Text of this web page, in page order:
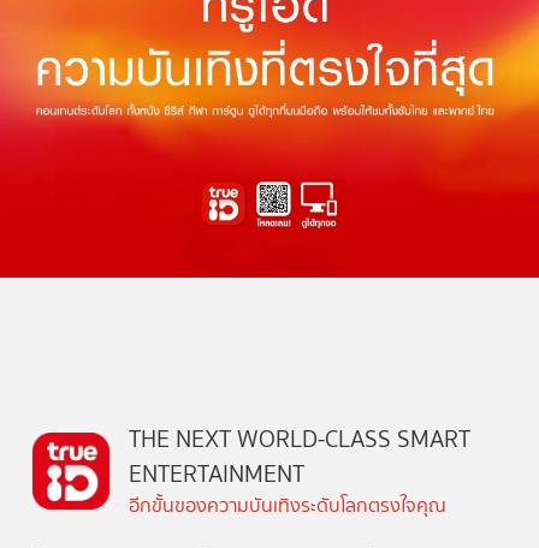
THE NEXT WORLD-CLASS SMART
ENTERTAINMENT
อีกขั้นของความบันเทิงระดับโลกตรงใจคุณ